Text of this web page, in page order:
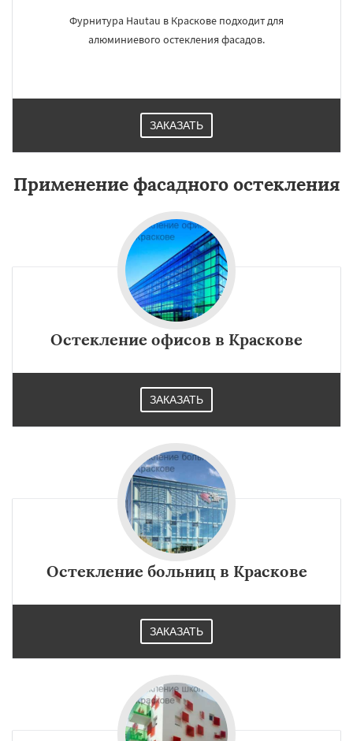
Фурнитура Hautau в Краскове подходит для
алюминиевого остекления фасадов.
ЗАКАЗАТЬ
Применение фасадного остекления
Остекление офисов в Краскове
ЗАКАЗАТЬ
Остекление больниц в Краскове
ЗАКАЗАТЬ